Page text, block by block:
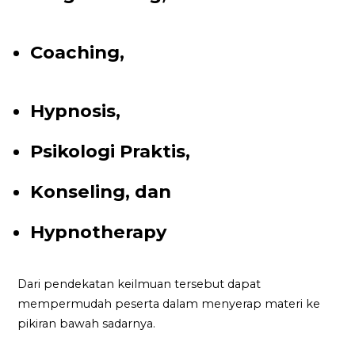
Coaching,
Hypnosis,
Psikologi Praktis,
Konseling, dan
Hypnotherapy
Dari pendekatan keilmuan tersebut dapat
mempermudah peserta dalam menyerap materi ke
pikiran bawah sadarnya.